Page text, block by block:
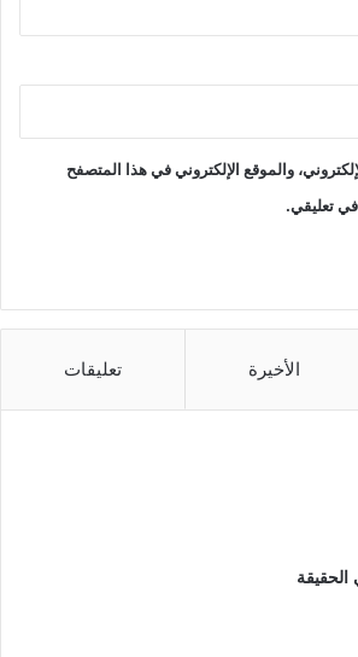
والموقع الإلكتروني في هذا المتصفح
في تعليقي.
الأخيرة تعليقات
الحقيقة